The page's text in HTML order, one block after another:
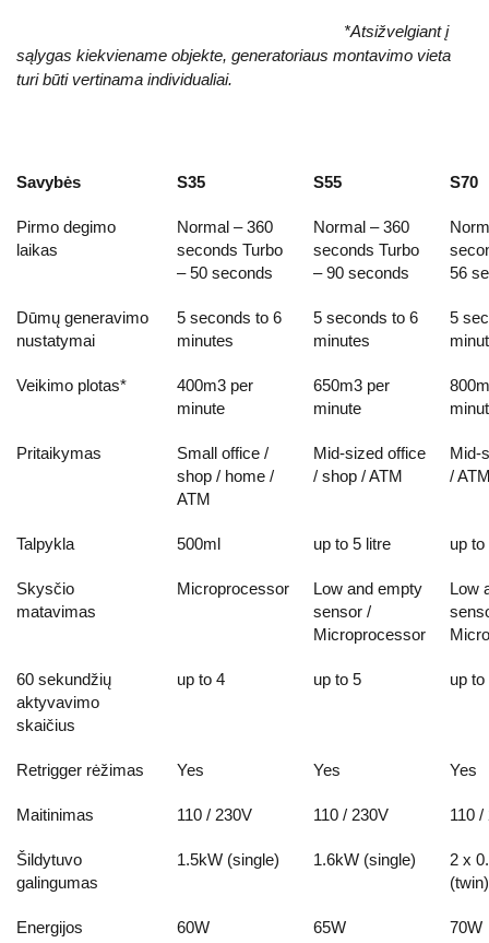
*Atsižvelgiant į
sąlygas kiekviename objekte, generatoriaus montavimo vieta
turi būti vertinama individualiai.
Savybės S35 S55 S70
Pirmo degimo
laikas
Normal – 360
seconds Turbo
– 50 seconds
Normal – 360
seconds Turbo
– 90 seconds
56
Dūmų generavimo
nustatymai
5 seconds to 6
minutes
5 seconds to 6
minutes
5
Veikimo plotas*
400m3 per
minute
650m3 per
minute
Pritaikymas
Small office /
shop / home /
ATM
Mid-sized office
/ shop / ATM
Mid-
/
Talpykla 500ml up to 5 litre up to
Skysčio
matavimas
Microprocessor
Low and empty
sensor /
Microprocessor
Low
60 sekundžių
aktyvavimo
skaičius
up to 4 up to 5 up to
Retrigger rėžimas Yes Yes Yes
Maitinimas 110 / 230V 110 / 230V 110 /
Šildytuvo
galingumas
1.5kW (single) 1.6kW (single)
2 x
(twin)
Energijos
60W 65W 70W